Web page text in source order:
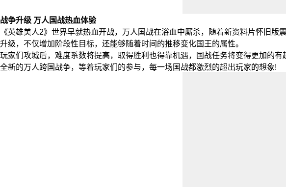
战争升级 万人国战热血体验
《英雄美人2》世界早就热血开战，万人国战在浴血中厮杀，随着新资料片怀旧
升级，不仅增加阶段性目标，还能够随着时间的推移变化国王的属性。
玩家们攻城后，难度系数将提高，取得胜利也得靠机遇，国战任务将变得更加的有
全新的万人跨国战争，等着玩家们的参与，每一场国战都激烈的超出玩家的想象!